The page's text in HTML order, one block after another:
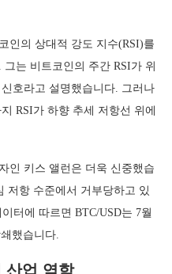
인의 상대적 강도 지수(RSI)를
는 비트코인의 주간 RSI가 위
호라고 설명했습니다. 그러나
RSI가 하향 추세 저항선 위에
인 키스 앨런은 더욱 신중했습
저항 수준에서 거부당하고 있
터에 따르면 BTC/USD는 7월
했습니다.
산업 역학